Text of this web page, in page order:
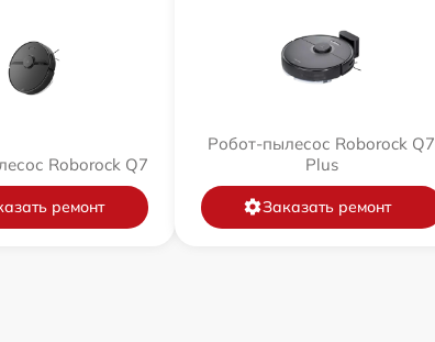
Roborock Q7
ремонт
Робот-пылесос Roborock Q7
Plus
Заказать ремонт